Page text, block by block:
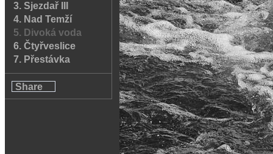
3. Sjezdař III
4. Nad Temží
5. Divoká voda
6. Čtyřveslice
7. Přestávka
Share